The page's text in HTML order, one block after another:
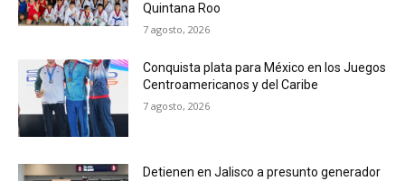
Quintana Roo
7 agosto, 2026
Conquista plata para México en los Juegos
Centroamericanos y del Caribe
7 agosto, 2026
Detienen en Jalisco a presunto generador